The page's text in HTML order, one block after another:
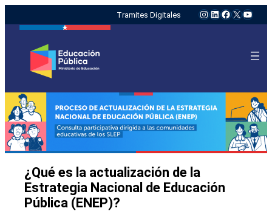
Tramites Digitales Instagram
LinkedIn
Facebook
X
¿Qué es la actualización de la
Estrategia Nacional de Educación
Pública (ENEP)?